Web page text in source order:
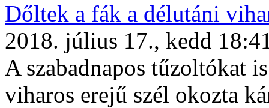
Dőltek a fák a délutáni
2018. július 17., kedd
A szabadnapos tűzoltókat
viharos erejű szél okozta